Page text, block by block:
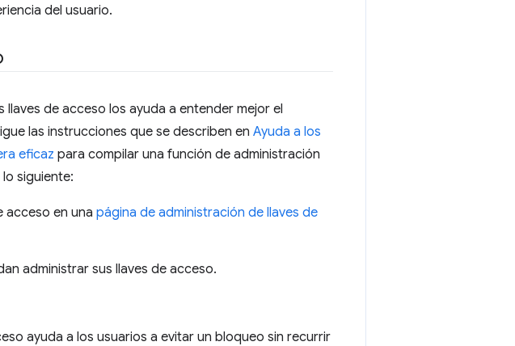
del usuario.
de acceso los ayuda a entender mejor el
las instrucciones que se describen en Ayuda a los
eficaz para compilar una función de administración
siguiente:
acceso en una página de administración de llaves de
administrar sus llaves de acceso.
ayuda a los usuarios a evitar un bloqueo sin recurrir